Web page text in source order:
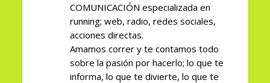
COMUNICACIÓN especializada en
running; web, radio, redes sociales,
acciones directas.
Amamos correr y te contamos todo
sobre la pasión por hacerlo; lo que te
informa, lo que te divierte, lo que te